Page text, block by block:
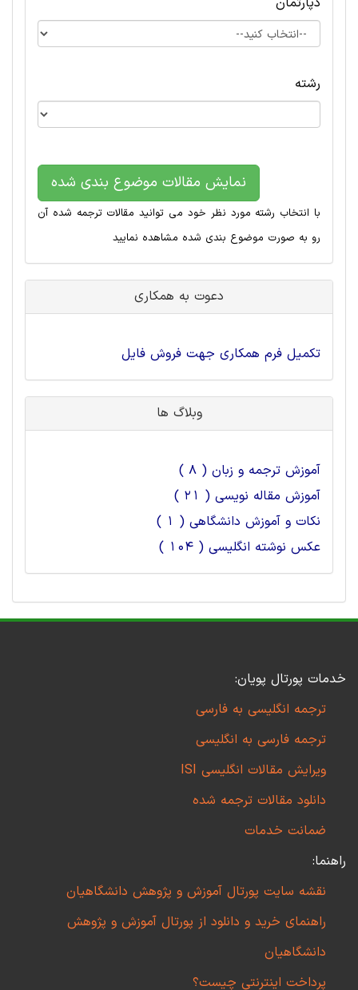
رشته
نمایش مقالات موضوع بندی شده
با انتخاب رشته مورد نظر خود می توانید مقالات ترجمه شده آن
رو به صورت موضوع بندی شده مشاهده نمایید
دعوت به همکاری
تکمیل فرم همکاری جهت فروش فایل
وبلاگ ها
آموزش ترجمه و زبان ( 8 )
آموزش مقاله نویسی ( 21 )
نکات و آموزش دانشگاهی ( 1 )
عکس نوشته انگلیسی ( 104 )
خدمات پورتال پویان:
ترجمه انگلیسی به فارسی
ترجمه فارسی به انگلیسی
ویرایش مقالات انگلیسی ISI
دانلود مقالات ترجمه شده
ضمانت خدمات
راهنما:
نقشه سایت پورتال آموزش و پژوهش دانشگاهیان
راهنمای خرید و دانلود از پورتال آموزش و پژوهش
دانشگاهیان
پرداخت اینترنتی چیست؟